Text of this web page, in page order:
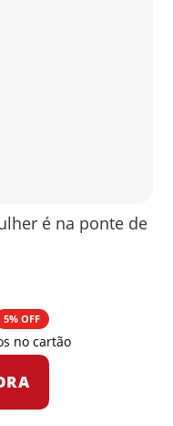
é na ponte de
5% OFF
no cartão